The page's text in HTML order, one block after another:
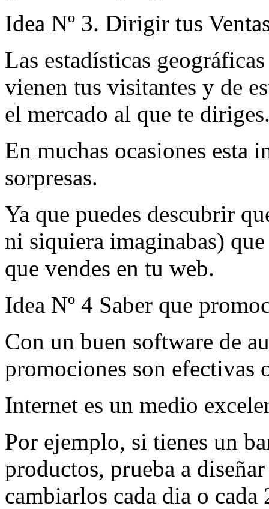
Idea Nº 3. Dirigir tus
Las estadísticas
vienen tus visitantes y de
el mercado al que te
En muchas ocasiones esta
sorpresas.
Ya que puedes descubrir
ni siquiera imaginabas)
que vendes en tu web.
Idea Nº 4 Saber que
Con un buen software de
promociones son efectivas
Internet es un medio
Por ejemplo, si tienes un
productos, prueba a
cambiarlos cada dia o cada